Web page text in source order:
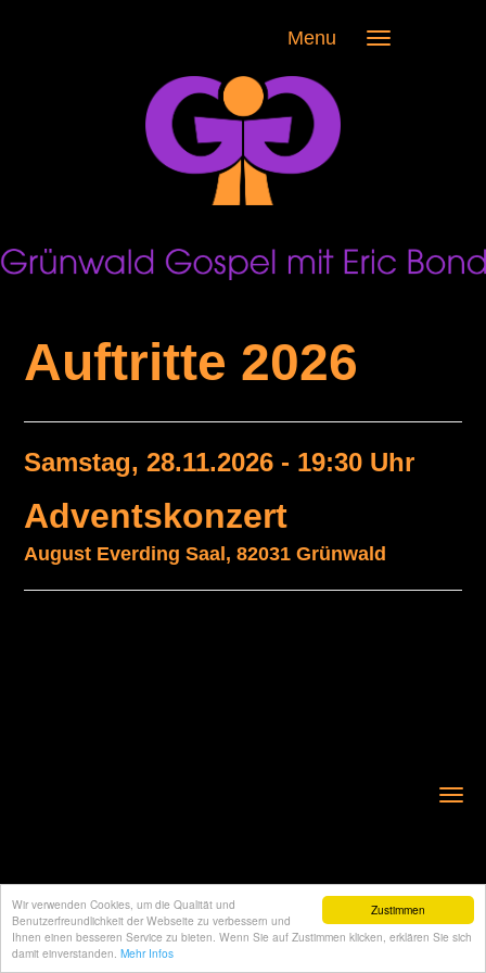
Zustimmen
Wir verwenden Cookies, um die Qualität und
Benutzerfreundlichkeit der Webseite zu verbessern und
Ihnen einen besseren Service zu bieten. Wenn Sie auf Zustimmen klicken, erklären Sie sich
damit einverstanden. Mehr Infos
Menu
Auftritte 2026
Samstag, 28.11.2026 - 19:30 Uhr
Adventskonzert
August Everding Saal, 82031 Grünwald